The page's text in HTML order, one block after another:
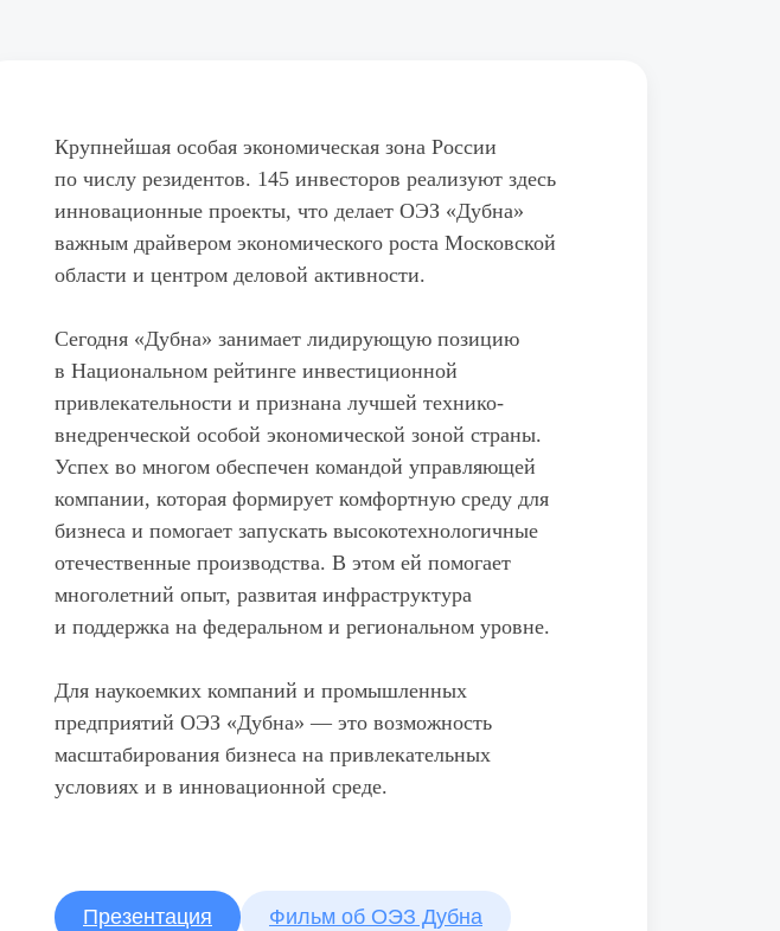
Крупнейшая особая экономическая зона России
по числу резидентов. 145 инвесторов реализуют здесь
инновационные проекты, что делает ОЭЗ «Дубна»
важным драйвером экономического роста Московской
области и центром деловой активности.
Сегодня «Дубна» занимает лидирующую позицию
в Национальном рейтинге инвестиционной
привлекательности и признана лучшей технико-
внедренческой особой экономической зоной страны.
Успех во многом обеспечен командой управляющей
компании, которая формирует комфортную среду для
бизнеса и помогает запускать высокотехнологичные
отечественные производства. В этом ей помогает
многолетний опыт, развитая инфраструктура
и поддержка на федеральном и региональном уровне.
Для наукоемких компаний и промышленных
предприятий ОЭЗ «Дубна» — это возможность
масштабирования бизнеса на привлекательных
условиях и в инновационной среде.
Презентация Фильм об ОЭЗ Дубна